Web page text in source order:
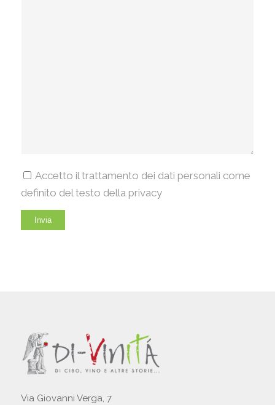
Accetto il trattamento dei dati personali come
definito del testo della privacy
Via Giovanni Verga, 7